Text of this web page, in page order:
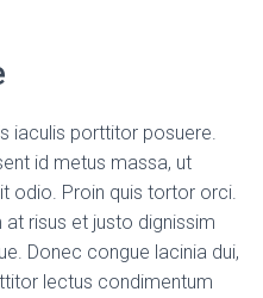
iaculis porttitor posuere.
id metus massa, ut
odio. Proin quis tortor orci.
at risus et justo dignissim
Donec congue lacinia dui,
lectus condimentum